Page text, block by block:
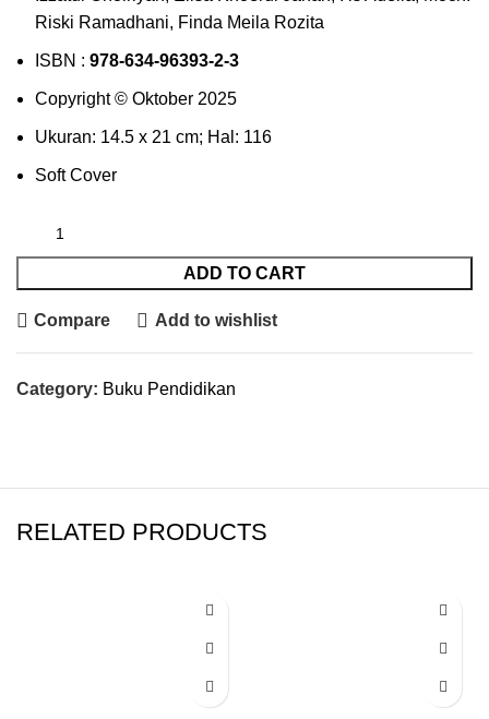
Riski Ramadhani, Finda Meila Rozita
ISBN : 978-634-96393-2-3
Copyright © Oktober 2025
Ukuran: 14.5 x 21 cm; Hal: 116
Soft Cover
ADD TO CART
Compare Add to wishlist
Category: Buku Pendidikan
RELATED PRODUCTS